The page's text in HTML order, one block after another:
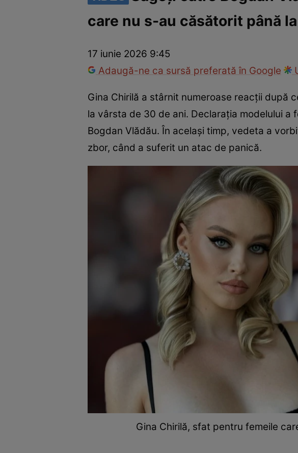
Vedete internaționaleVedete româneștiInterviurile Click!Paparazzii
care nu s-au căsătorit până
17 iunie 2026 9:45
Adaugă-ne ca sursă preferată în Google
Gina Chirilă a stârnit numeroase reacții după
la vârsta de 30 de ani. Declarația modelului
Bogdan Vlădău. În același timp, vedeta a
zbor, când a suferit un atac de panică.
Gina Chirilă, sfat pentru femeile